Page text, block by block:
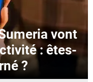
vont
: êtes-
?